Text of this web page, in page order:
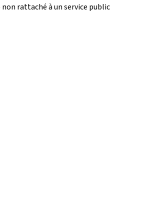
rattaché à un service public